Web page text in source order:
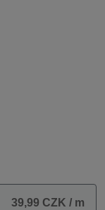
39,99 CZK / m